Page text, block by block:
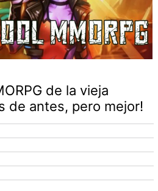
de la vieja
de antes, pero mejor!